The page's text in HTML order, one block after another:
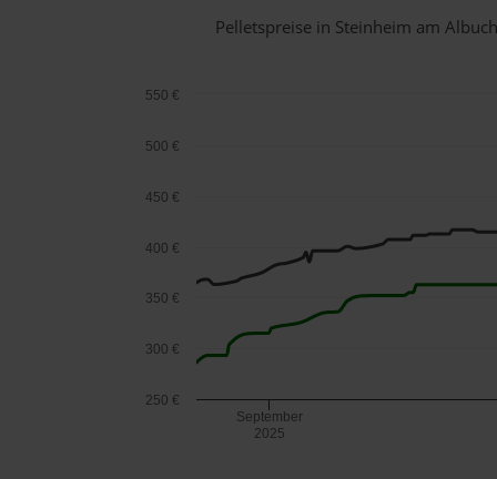
Pelletspreise in Steinheim am
September
2025
250 €
300 €
350 €
400 €
450 €
500 €
550 €